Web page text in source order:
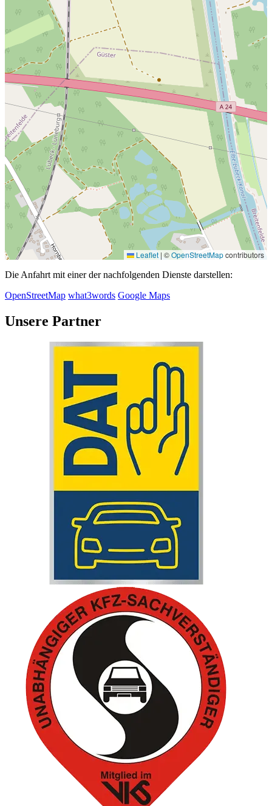
Leaflet | ©OpenStreetMapcontributors
Die Anfahrt mit einer der nachfolgenden Dienste darstellen:
OpenStreetMap what3words Google Maps
Unsere Partner